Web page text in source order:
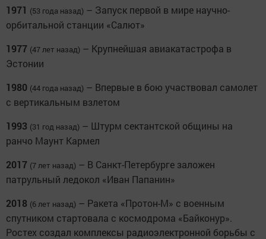
1971 (53 года назад) – Запуск первой в мире научно-
орбитальной станции «Салют»
1977 (47 лет назад) – Крупнейшая авиакатастрофа в
Эстонии
1980 (44 года назад) – Впервые в бою участвовал самолет
с вертикальным взлетом
1993 (31 год назад) – Штурм сектантской общины на
ранчо Маунт Кармел
2017 (7 лет назад) – В Санкт-Петербурге заложен
патрульный ледокол «Иван Папанин»
2018 (6 лет назад) – Ракета «Протон-М» с военным
спутником стартовала с космодрома «Байконур».
Ростех создал комплексы радиоэлектронной борьбы с